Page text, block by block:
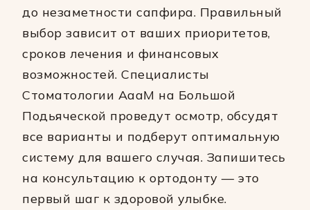
до незаметности сапфира. Правильный
выбор зависит от ваших приоритетов,
сроков лечения и финансовых
возможностей. Специалисты
Стоматологии АааМ на Большой
Подьяческой проведут осмотр, обсудят
все варианты и подберут оптимальную
систему для вашего случая. Запишитесь
на консультацию к ортодонту — это
первый шаг к здоровой улыбке.